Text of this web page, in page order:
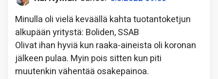
Minulla oli vielä keväällä kahta tuotantoketjun
alkupään yritystä: Boliden, SSAB
Olivat ihan hyviä kun raaka-aineista oli koronan
jälkeen pulaa. Myin pois sitten kun piti
muutenkin vähentää osakepainoa.